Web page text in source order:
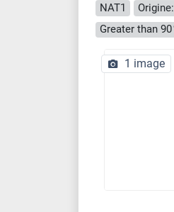
NAT1
Greater than 90
1 image